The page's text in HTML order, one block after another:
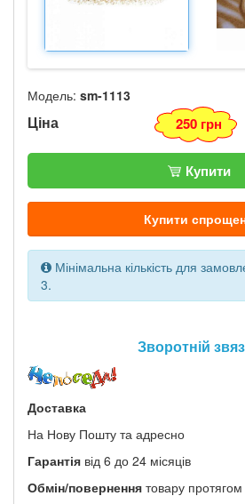
Модель: sm-1113
Ціна 250 грн
Купити
Купити
Мінімальна кількість для
3.
Зворотній
Доставка
На Нову Пошту та адресно
Гарантія від 6 до 24 місяців
Обмін/повернення товару протягом